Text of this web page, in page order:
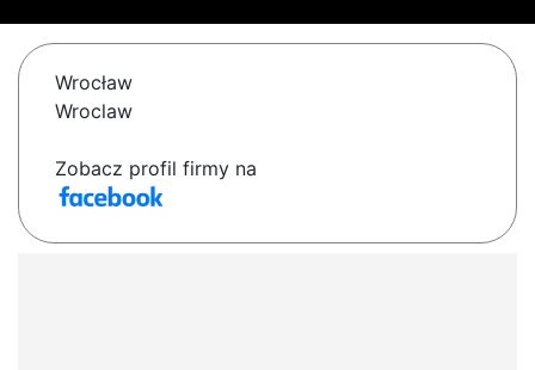
Wrocław
Wroclaw
Zobacz profil firmy na